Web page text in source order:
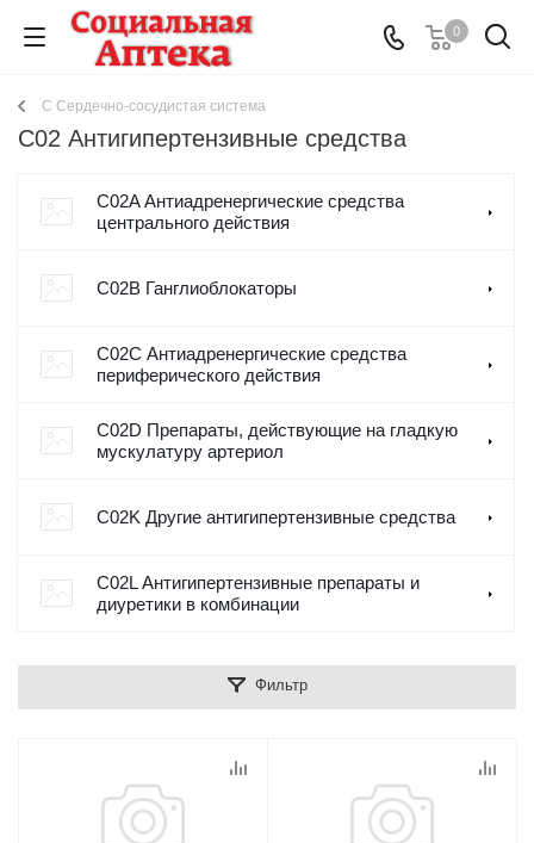
0
C Сердечно-сосудистая система
C02 Антигипертензивные средства
C02A Антиадренергические средства
центрального действия
C02B Ганглиоблокаторы
C02C Антиадренергические средства
периферического действия
C02D Препараты, действующие на гладкую
мускулатуру артериол
C02K Другие антигипертензивные средства
C02L Антигипертензивные препараты и
диуретики в комбинации
Фильтр